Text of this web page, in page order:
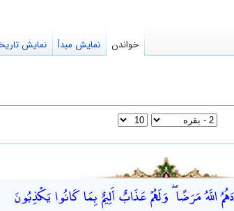
اللَّهُ مَرَضًا ۖ وَلَهُمْ عَذَابٌ أَلِيمٌ بِمَا كَانُوا يَكْذِبُونَ
خواندن نمایش مبدأ نمایش